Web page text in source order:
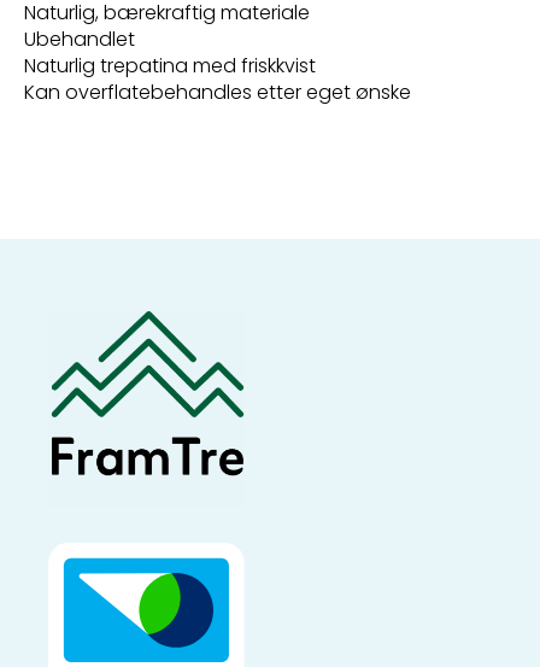
Naturlig, bærekraftig materiale
Ubehandlet
Naturlig trepatina med friskkvist
Kan overflatebehandles etter eget ønske